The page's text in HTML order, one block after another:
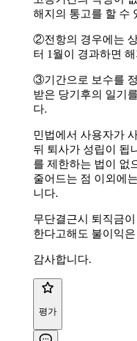
해지의 통고를 할 수
②전항의 경우에는
터 1월이 경과하면
③기간으로 보수를
받은 당기후의 일기
다.
민법에서 사용자가
뒤 퇴사가 성립이 됩
를 제한하는 법이 없
줄어드는 점 이외에
니다.
무단결근시 퇴직금
한다고해도 불이익
감사합니다.
평가